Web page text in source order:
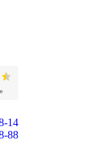
14
88